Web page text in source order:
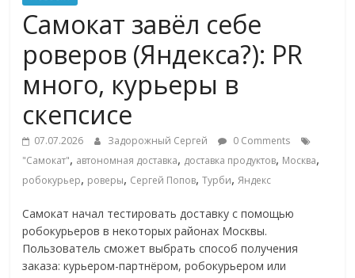
Commerce,
омниканальном
ритейле,
логистике,
технологиях,
соцсетях
Самокат завёл себе
роверов (Яндекса?): PR
много, курьеры в
скепсисе
07.07.2026 Задорожный Сергей
0 Comments
"Самокат", автономная доставка, доставка продуктов, Москва,
робокурьер, роверы, Сергей Попов,Турби,Яндекс
Самокат начал тестировать доставку с помощью
робокурьеров в некоторых районах Москвы.
Пользователь сможет выбрать способ получения
заказа: курьером-партнёром, робокурьером или